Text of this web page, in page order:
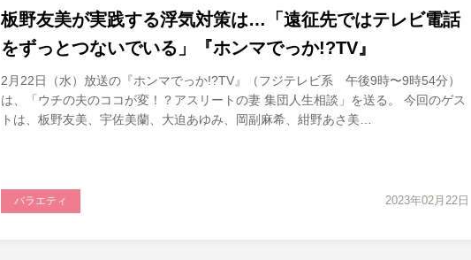
板野友美が実践する浮気対策は…「遠征先ではテレビ電話
をずっとつないでいる」『ホンマでっか!?TV』
2月22日（水）放送の『ホンマでっか!?TV』（フジテレビ系 午後9時〜9時54分）
は、「ウチの夫のココが変！？アスリートの妻 集団人生相談」を送る。 今回のゲス
トは、板野友美、宇佐美蘭、大迫あゆみ、岡副麻希、紺野あさ美…
2023年02月22日
バラエティ